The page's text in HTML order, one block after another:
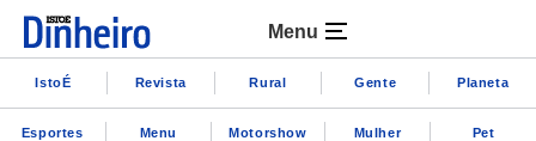
Menu
IstoÉ Revista Rural Gente Planeta
Esportes Menu Motorshow Mulher Pet